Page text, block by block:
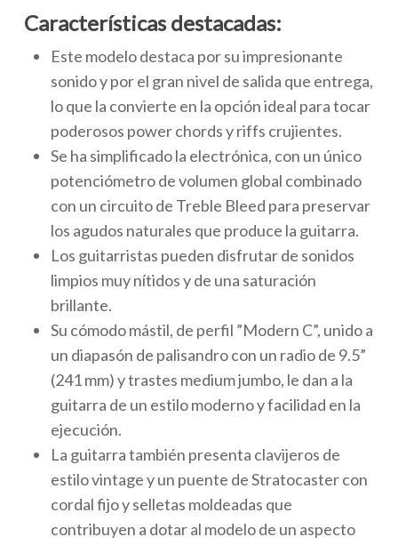
Características destacadas:
Este modelo destaca por su impresionante
sonido y por el gran nivel de salida que entrega,
lo que la convierte en la opción ideal para tocar
poderosos power chords y riffs crujientes.
Se ha simplificado la electrónica, con un único
potenciómetro de volumen global combinado
con un circuito de Treble Bleed para preservar
los agudos naturales que produce la guitarra.
Los guitarristas pueden disfrutar de sonidos
limpios muy nítidos y de una saturación
brillante.
Su cómodo mástil, de perfil ”Modern C”, unido a
un diapasón de palisandro con un radio de 9.5”
(241 mm) y trastes medium jumbo, le dan a la
guitarra de un estilo moderno y facilidad en la
ejecución.
La guitarra también presenta clavijeros de
estilo vintage y un puente de Stratocaster con
cordal fijo y selletas moldeadas que
contribuyen a dotar al modelo de un aspecto